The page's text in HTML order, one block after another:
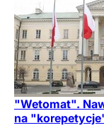
"Wetomat".
na